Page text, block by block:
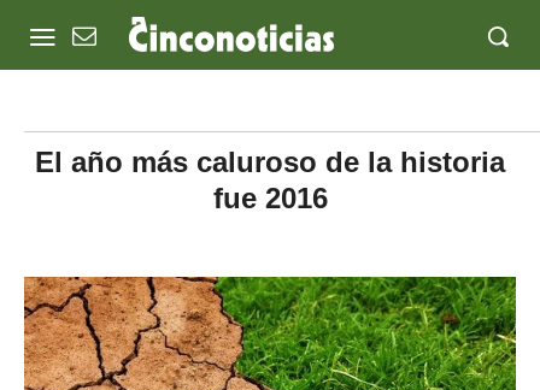
El año más caluroso de la historia
fue 2016